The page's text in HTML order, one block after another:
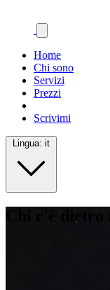
Home
Chi sono
Servizi
Prezzi
Scrivimi
Lingua: it
Chi c'è dietro